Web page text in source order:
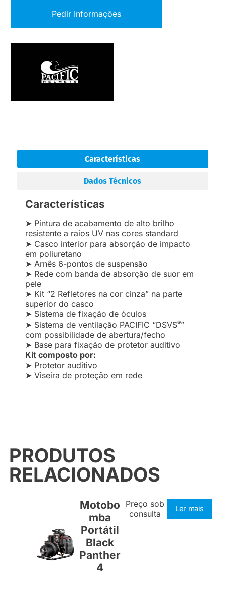
Pedir Informações
Características
Dados Técnicos
Características
➤ Pintura de acabamento de alto brilho
resistente a raios UV nas cores standard
➤ Casco interior para absorção de impacto
em poliuretano
➤ Arnês 6-pontos de suspensão
➤ Rede com banda de absorção de suor em
pele
➤ Kit “2 Refletores na cor cinza” na parte
superior do casco
➤ Sistema de fixação de óculos
➤ Sistema de ventilação PACIFIC “DSVS®”
com possibilidade de abertura/fecho
➤ Base para fixação de protetor auditivo
Kit composto por:
➤ Protetor auditivo
➤ Viseira de proteção em rede
PRODUTOS
RELACIONADOS
Motobo
mba
Portátil
Black
Panther
4
Preço sob
consulta
Ler mais